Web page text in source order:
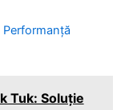
Tuk: Soluție